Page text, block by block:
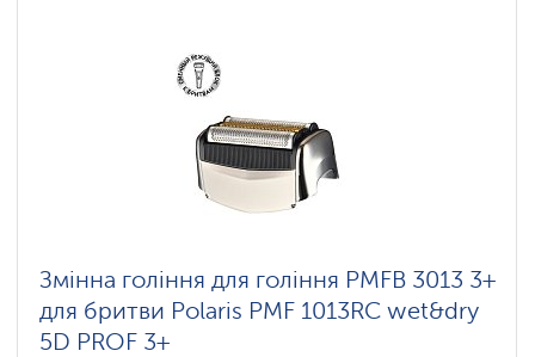
Змінна гоління для гоління PMFB 3013 3+
для бритви Polaris PMF 1013RC wet&dry
5D PROF 3+